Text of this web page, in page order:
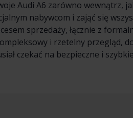
Audi A6 zarówno wewnątrz,
nabywcom i zająć się
sprzedaży, łącznie z
i rzetelny przegląd,
czekać na bezpieczne i